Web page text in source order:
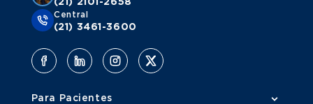
Central
(21) 3461-3600
Para Pacientes